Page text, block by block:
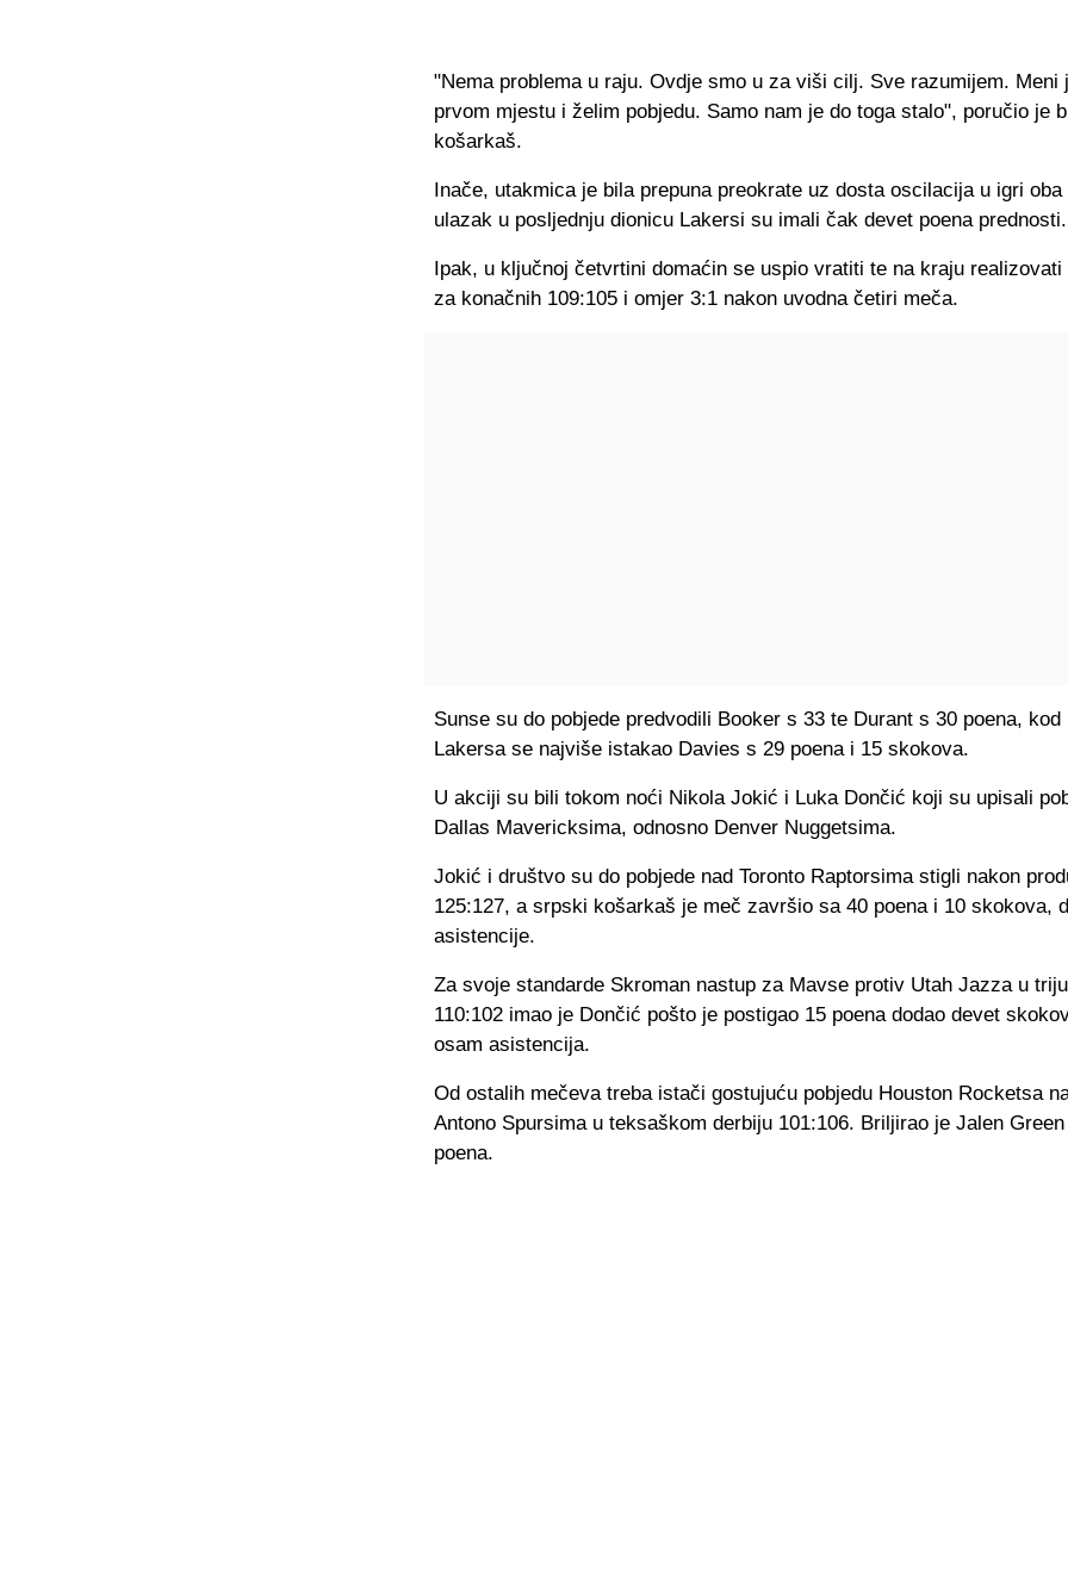
"Nema problema u raju. Ovdje smo u za viši cilj. Sve razumijem. Meni
prvom mjestu i želim pobjedu. Samo nam je do toga stalo", poručio je
košarkaš.
Inače, utakmica je bila prepuna preokrate uz dosta oscilacija u igri
ulazak u posljednju dionicu Lakersi su imali čak devet poena prednosti.
Ipak, u ključnoj četvrtini domaćin se uspio vratiti te na kraju realizovati
za konačnih 109:105 i omjer 3:1 nakon uvodna četiri meča.
Sunse su do pobjede predvodili Booker s 33 te Durant s 30 poena, kod
Lakersa se najviše istakao Davies s 29 poena i 15 skokova.
U akciji su bili tokom noći Nikola Jokić i Luka Dončić koji su upisali
Dallas Mavericksima, odnosno Denver Nuggetsima.
Jokić i društvo su do pobjede nad Toronto Raptorsima stigli nakon
125:127, a srpski košarkaš je meč završio sa 40 poena i 10 skokova,
asistencije.
Za svoje standarde Skroman nastup za Mavse protiv Utah Jazza u
110:102 imao je Dončić pošto je postigao 15 poena dodao devet
osam asistencija.
Od ostalih mečeva treba istači gostujuću pobjedu Houston Rocketsa
Antono Spursima u teksaškom derbiju 101:106. Briljirao je Jalen
poena.